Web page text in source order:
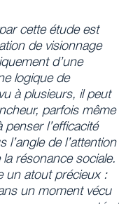
cette étude est
de visionnage
d’une
logique de
à plusieurs, il peut
parfois même
l’efficacité
de l’attention
résonance sociale.
un atout précieux :
un moment vécu